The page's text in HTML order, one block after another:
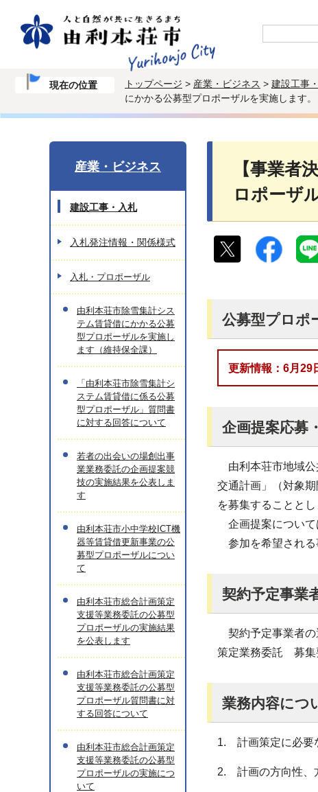
現在の位置 トップページ > 産業・ビジネス > 建設工事
にかかる公募型プロポーザルを実施します。
【事業者
ロポーザ
公募型プロポ
更新情報：6月29
企画提案応募
由利本荘市地域公
交通計画」（対象
を募集することとし
企画提案について
参加を希望される
契約予定事業
契約予定事業者の
策定業務委託 募集
業務内容につ
1. 計画策定に必要
2. 計画の方向性、
産業・ビジネス
建設工事・入札
入札発注情報・関係様式
入札・プロポーザル
由利本荘市除雪集計シス
テム賃貸借にかかる公募
型プロポーザルを実施し
ます（維持保全課）
「由利本荘市除雪集計シ
ステム賃貸借に係る公募
型プロポーザル」質問書
に対する回答について
若者の出会いの場創出事
業業務委託の企画提案競
技の実施結果を公表しま
す
由利本荘市小中学校ICT機
器等賃貸借更新事業の公
募型プロポーザルについ
て
由利本荘市総合計画策定
支援等業務委託の公募型
プロポーザルの実施結果
を公表します
由利本荘市総合計画策定
支援等業務委託の公募型
プロポーザル質問書に対
する回答について
由利本荘市総合計画策定
支援等業務委託の公募型
プロポーザルの実施につ
いて